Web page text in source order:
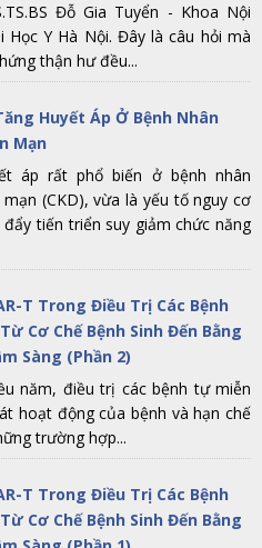
Đỗ Gia Tuyển - Khoa Nội
Y Hà Nội. Đây là câu hỏi mà
thận hư đều...
Huyết Áp Ở Bệnh Nhân
Mạn
áp rất phổ biến ở bệnh nhân
(CKD), vừa là yếu tố nguy cơ
tiến triển suy giảm chức năng
T Trong Điều Trị Các Bệnh
Cơ Chế Bệnh Sinh Đến Bằng
Sàng (Phần 2)
năm, điều trị các bệnh tự miễn
hoạt động của bệnh và hạn chế
trường hợp...
T Trong Điều Trị Các Bệnh
Cơ Chế Bệnh Sinh Đến Bằng